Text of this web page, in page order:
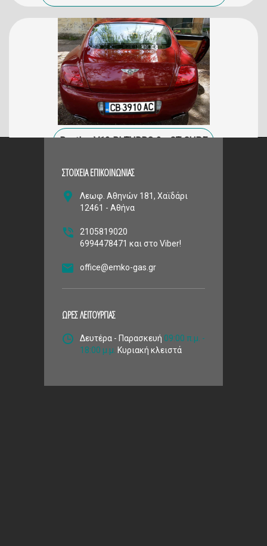
Bentley V12 BI TURBO 2 - GT CUPE
ΣΤΟΙΧΕΙΑ ΕΠΙΚΟΙΝΩΝΙΑΣ
Λεωφ. Αθηνών 181, Χαϊδάρι
12461 - Αθήνα
2105819020
6994478471 και στο Viber!
office@emko-gas.gr
ΩΡΕΣ ΛΕΙΤΟΥΡΓΙΑΣ
Δευτέρα - Παρασκευή 09:00 π.μ. -
18:00 μ.μ. Κυριακή κλειστά